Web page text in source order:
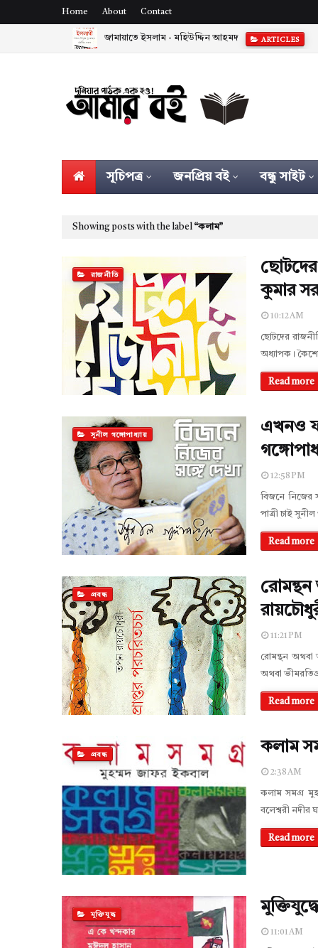
Home About Contact
জামায়াতে ইসলাম - মহিউদ্দিন আহমদ ARTICLES
সূচিপত্র জনপ্রিয় বই বন্ধু সাইট
Showing posts with the label কলাম
রাজনীতি
ছোটদের
কুমার
10:12 AM
ছোটদের
অধ্যাপক।
Read more
সুনীল গঙ্গোপাধ্যায়
এখনও
12:58 PM
বিজনে নিজের
পাত্রী চাই
Read more
প্রবন্ধ
রোমন্থন
11:21 PM
রোমন্থন অথবা
অথবা
Read more
প্রবন্ধ কলাম
2:38 AM
কলাম সমগ্র
বলেশ্বরী নদীর
Read more
মুক্তিযুদ্ধ
11:01 AM